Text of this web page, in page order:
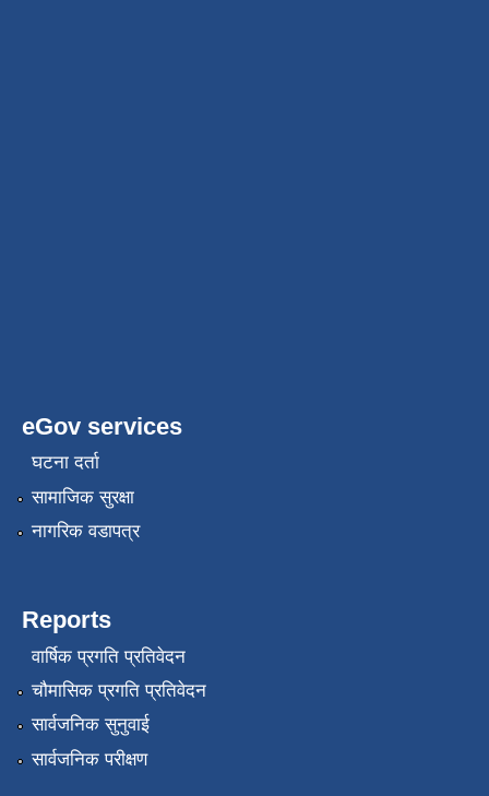
eGov services
घटना दर्ता
सामाजिक सुरक्षा
नागरिक वडापत्र
Reports
वार्षिक प्रगति प्रतिवेदन
चौमासिक प्रगति प्रतिवेदन
सार्वजनिक सुनुवाई
सार्वजनिक परीक्षण